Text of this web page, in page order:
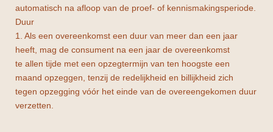
automatisch na afloop van de proef- of kennismakingsperiode.
Duur
1. Als een overeenkomst een duur van meer dan een jaar
heeft, mag de consument na een jaar de overeenkomst
te allen tijde met een opzegtermijn van ten hoogste een
maand opzeggen, tenzij de redelijkheid en billijkheid zich
tegen opzegging vóór het einde van de overeengekomen duur
verzetten.